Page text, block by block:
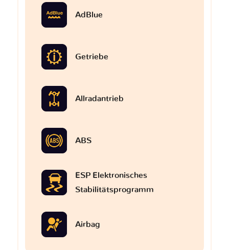
AdBlue
Getriebe
Allradantrieb
ABS
ESP Elektronisches
Stabilitätsprogramm
Airbag